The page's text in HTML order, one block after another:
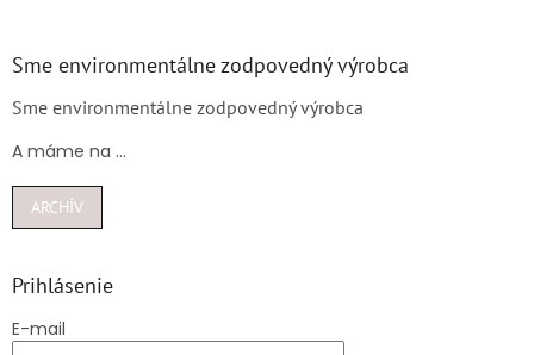
Sme environmentálne zodpovedný výrobca
Sme environmentálne zodpovedný výrobca
A máme na ...
ARCHÍV
Prihlásenie
E-mail